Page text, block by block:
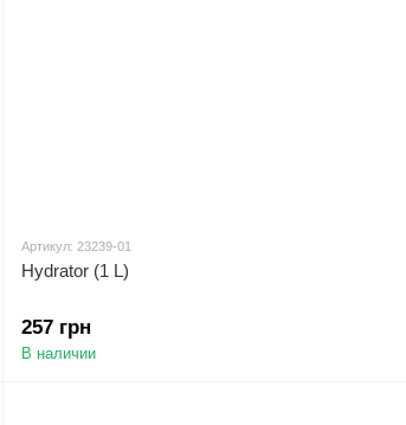
Артикул: 23239-01
Hydrator (1 L)
257 грн
В наличии